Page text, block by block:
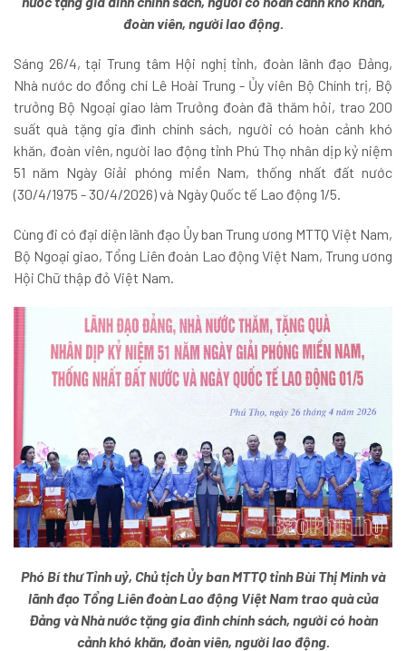
đoàn viên, người lao động.
Sáng 26/4, tại Trung tâm Hội nghị tỉnh, đoàn lãnh đạo Đảng,
Nhà nước do đồng chí Lê Hoài Trung - Ủy viên Bộ Chính trị, Bộ
trưởng Bộ Ngoại giao làm Trưởng đoàn đã thăm hỏi, trao 200
suất quà tặng gia đình chính sách, người có hoàn cảnh khó
khăn, đoàn viên, người lao động tỉnh Phú Thọ nhân dịp kỷ niệm
51 năm Ngày Giải phóng miền Nam, thống nhất đất nước
(30/4/1975 - 30/4/2026) và Ngày Quốc tế Lao động 1/5.
Cùng đi có đại diện lãnh đạo Ủy ban Trung ương MTTQ Việt Nam,
Bộ Ngoại giao, Tổng Liên đoàn Lao động Việt Nam, Trung ương
Hội Chữ thập đỏ Việt Nam.
Phó Bí thư Tỉnh uỷ, Chủ tịch Ủy ban MTTQ tỉnh Bùi Thị Minh và
lãnh đạo Tổng Liên đoàn Lao động Việt Nam trao quà của
Đảng và Nhà nước tặng gia đình chính sách, người có hoàn
cảnh khó khăn, đoàn viên, người lao động.